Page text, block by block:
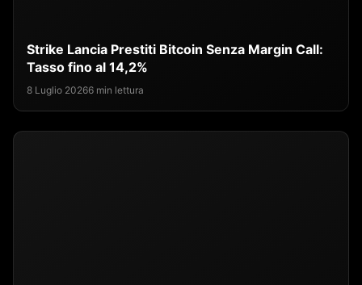
Strike Lancia Prestiti Bitcoin Senza Margin Call:
Tasso fino al 14,2%
8 Luglio 20266 min lettura